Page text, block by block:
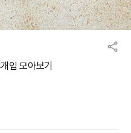
입 모아보기